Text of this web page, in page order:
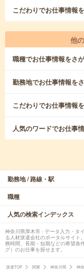
こだわりでお仕事情報
他
職種でお仕事情報をさ
勤務地でお仕事情報を
こだわりでお仕事情報
人気のワードでお仕事
勤務地 / 路線・駅
職種
人気の検索インデックス
神奈川県厚木市 - データ入力・タ
る人材派遣会社のポータルサイト
務時間、長期・短期などの希望条
グ）のお仕事を探せます。
派遣TOP 関東 神奈川県 神